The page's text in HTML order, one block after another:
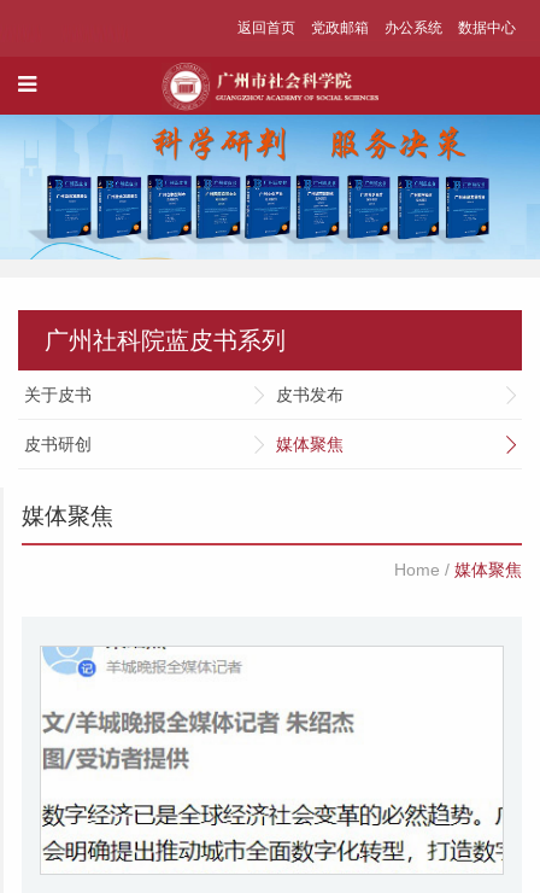
返回首页 党政邮箱 办公系统 数据中心
广州社科院蓝皮书系列
关于皮书 皮书发布
皮书研创 媒体聚焦
媒体聚焦
Home / 媒体聚焦